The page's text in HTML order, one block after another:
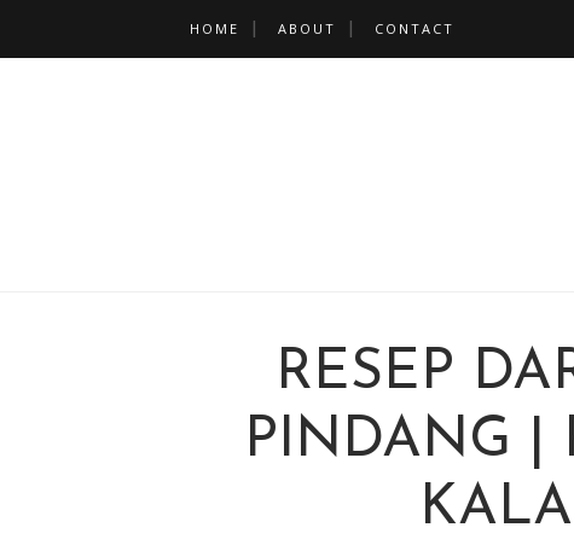
HOME ABOUT CONTACT
RESEP
PINDANG |